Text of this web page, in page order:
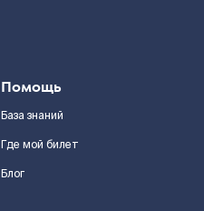
Помощь
База знаний
Где мой билет
Блог